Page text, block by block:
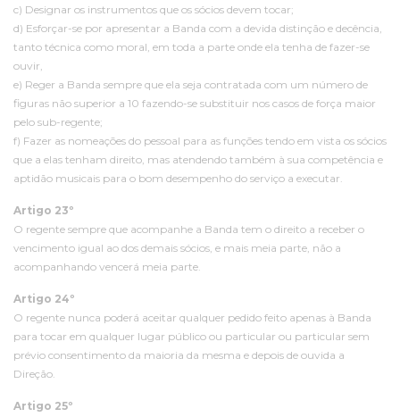
c) Designar os instrumentos que os sócios devem tocar;
d) Esforçar-se por apresentar a Banda com a devida distinção e decência,
tanto técnica como moral, em toda a parte onde ela tenha de fazer-se
ouvir,
e) Reger a Banda sempre que ela seja contratada com um número de
figuras não superior a 10 fazendo-se substituir nos casos de força maior
pelo sub-regente;
f) Fazer as nomeações do pessoal para as funções tendo em vista os sócios
que a elas tenham direito, mas atendendo também à sua competência e
aptidão musicais para o bom desempenho do serviço a executar.
Artigo 23º
O regente sempre que acompanhe a Banda tem o direito a receber o
vencimento igual ao dos demais sócios, e mais meia parte, não a
acompanhando vencerá meia parte.
Artigo 24º
O regente nunca poderá aceitar qualquer pedido feito apenas à Banda
para tocar em qualquer lugar público ou particular ou particular sem
prévio consentimento da maioria da mesma e depois de ouvida a
Direção.
Artigo 25º